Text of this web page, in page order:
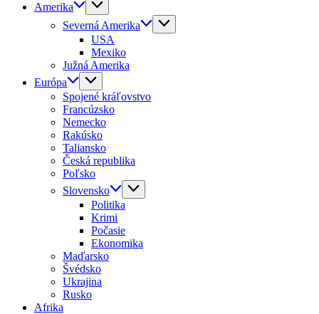
Amerika
Severná Amerika
USA
Mexiko
Južná Amerika
Európa
Spojené kráľovstvo
Francúzsko
Nemecko
Rakúsko
Taliansko
Česká republika
Poľsko
Slovensko
Politika
Krimi
Počasie
Ekonomika
Maďarsko
Švédsko
Ukrajina
Rusko
Afrika